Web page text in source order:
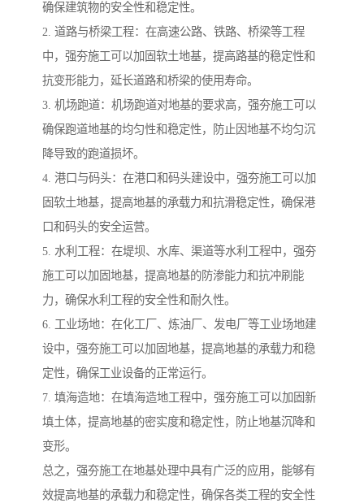
确保建筑物的安全性和稳定性。
2. 道路与桥梁工程：在高速公路、铁路、桥梁等工程
中，强夯施工可以加固软土地基，提高路基的稳定性和
抗变形能力，延长道路和桥梁的使用寿命。
3. 机场跑道：机场跑道对地基的要求高，强夯施工可以
确保跑道地基的均匀性和稳定性，防止因地基不均匀沉
降导致的跑道损坏。
4. 港口与码头：在港口和码头建设中，强夯施工可以加
固软土地基，提高地基的承载力和抗滑稳定性，确保港
口和码头的安全运营。
5. 水利工程：在堤坝、水库、渠道等水利工程中，强夯
施工可以加固地基，提高地基的防渗能力和抗冲刷能
力，确保水利工程的安全性和耐久性。
6. 工业场地：在化工厂、炼油厂、发电厂等工业场地建
设中，强夯施工可以加固地基，提高地基的承载力和稳
定性，确保工业设备的正常运行。
7. 填海造地：在填海造地工程中，强夯施工可以加固新
填土体，提高地基的密实度和稳定性，防止地基沉降和
变形。
总之，强夯施工在地基处理中具有广泛的应用，能够有
效提高地基的承载力和稳定性，确保各类工程的安全性